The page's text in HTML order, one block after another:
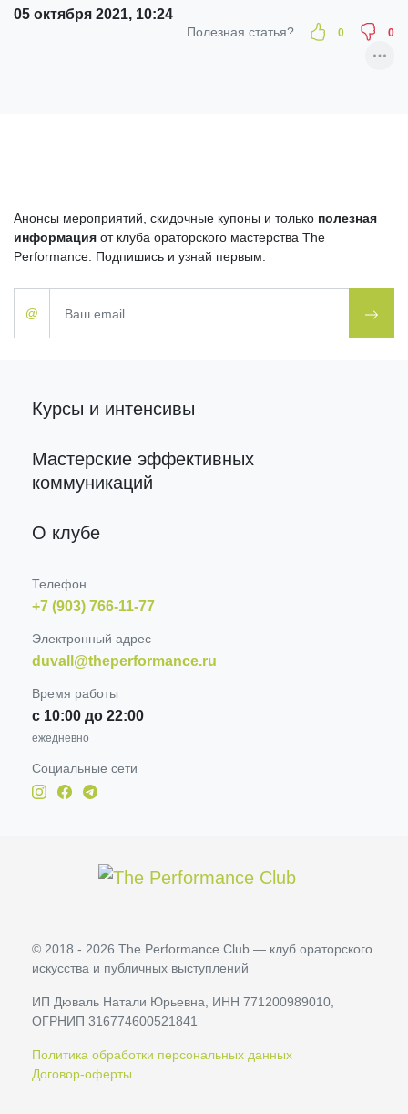
05 октября 2021, 10:24
Полезная статья? 0 0
Анонсы мероприятий, скидочные купоны и только полезная
информация от клуба ораторского мастерства The
Performance. Подпишись и узнай первым.
@
Курсы и интенсивы
Мастерские эффективных
коммуникаций
О клубе
Телефон
+7 (903) 766-11-77
Электронный адрес
duvall@theperformance.ru
Время работы
с 10:00 до 22:00
ежедневно
Социальные сети
© 2018 - 2026 The Performance Club — клуб ораторского
искусства и публичных выступлений
ИП Дюваль Натали Юрьевна, ИНН 771200989010,
ОГРНИП 316774600521841
Политика обработки персональных данных
Договор-оферты